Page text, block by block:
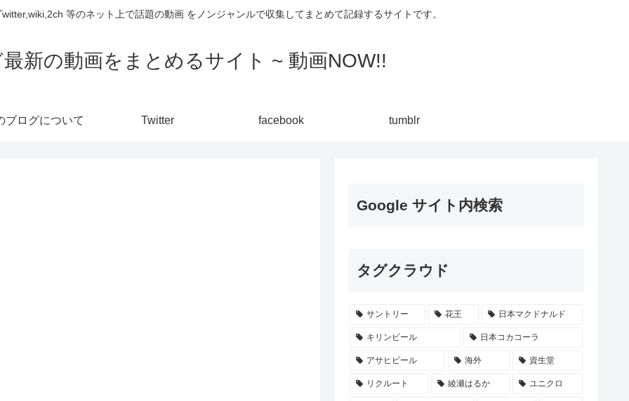
等のネット上で話題の動画 をノンジャンルで収集してまとめて記録するサイトです。
新の動画をまとめるサイト ~ 動画NOW!!
ブログについて Twitter facebook tumblr
Google サイト内検索
タグクラウド
サントリー 花王 日本マクドナルド
キリンビール 日本コカコーラ
アサヒビール 海外 資生堂
リクルート 綾瀬はるか ユニクロ